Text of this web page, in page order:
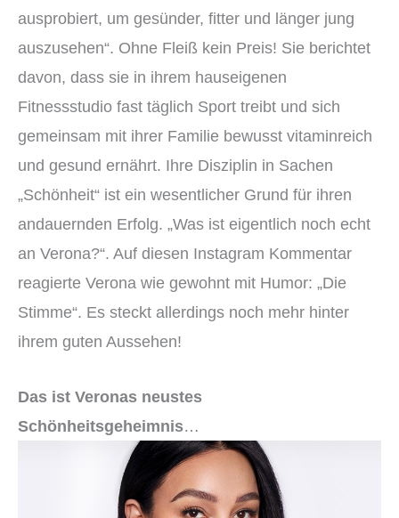
ausprobiert, um gesünder, fitter und länger jung
auszusehen“. Ohne Fleiß kein Preis! Sie berichtet
davon, dass sie in ihrem hauseigenen
Fitnessstudio fast täglich Sport treibt und sich
gemeinsam mit ihrer Familie bewusst vitaminreich
und gesund ernährt. Ihre Disziplin in Sachen
„Schönheit“ ist ein wesentlicher Grund für ihren
andauernden Erfolg. „Was ist eigentlich noch echt
an Verona?“. Auf diesen Instagram Kommentar
reagierte Verona wie gewohnt mit Humor: „Die
Stimme“. Es steckt allerdings noch mehr hinter
ihrem guten Aussehen!
Das ist Veronas neustes
Schönheitsgeheimnis…